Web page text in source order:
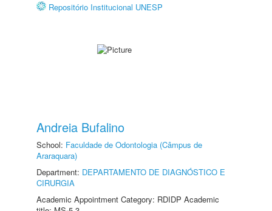
Repositório Institucional UNESP
Andreia Bufalino
School: Faculdade de Odontologia (Câmpus de
Araraquara)
Department: DEPARTAMENTO DE DIAGNÓSTICO E
CIRURGIA
Academic Appointment Category: RDIDP Academic